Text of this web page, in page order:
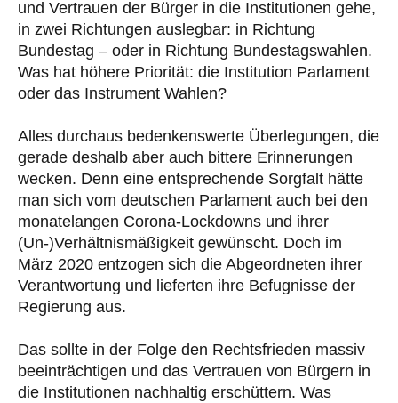
und Vertrauen der Bürger in die Institutionen gehe,
in zwei Richtungen auslegbar: in Richtung
Bundestag – oder in Richtung Bundestagswahlen.
Was hat höhere Priorität: die Institution Parlament
oder das Instrument Wahlen?
Alles durchaus bedenkenswerte Überlegungen, die
gerade deshalb aber auch bittere Erinnerungen
wecken. Denn eine entsprechende Sorgfalt hätte
man sich vom deutschen Parlament auch bei den
monatelangen Corona-Lockdowns und ihrer
(Un-)Verhältnismäßigkeit gewünscht. Doch im
März 2020 entzogen sich die Abgeordneten ihrer
Verantwortung und lieferten ihre Befugnisse der
Regierung aus.
Das sollte in der Folge den Rechtsfrieden massiv
beeinträchtigen und das Vertrauen von Bürgern in
die Institutionen nachhaltig erschüttern. Was